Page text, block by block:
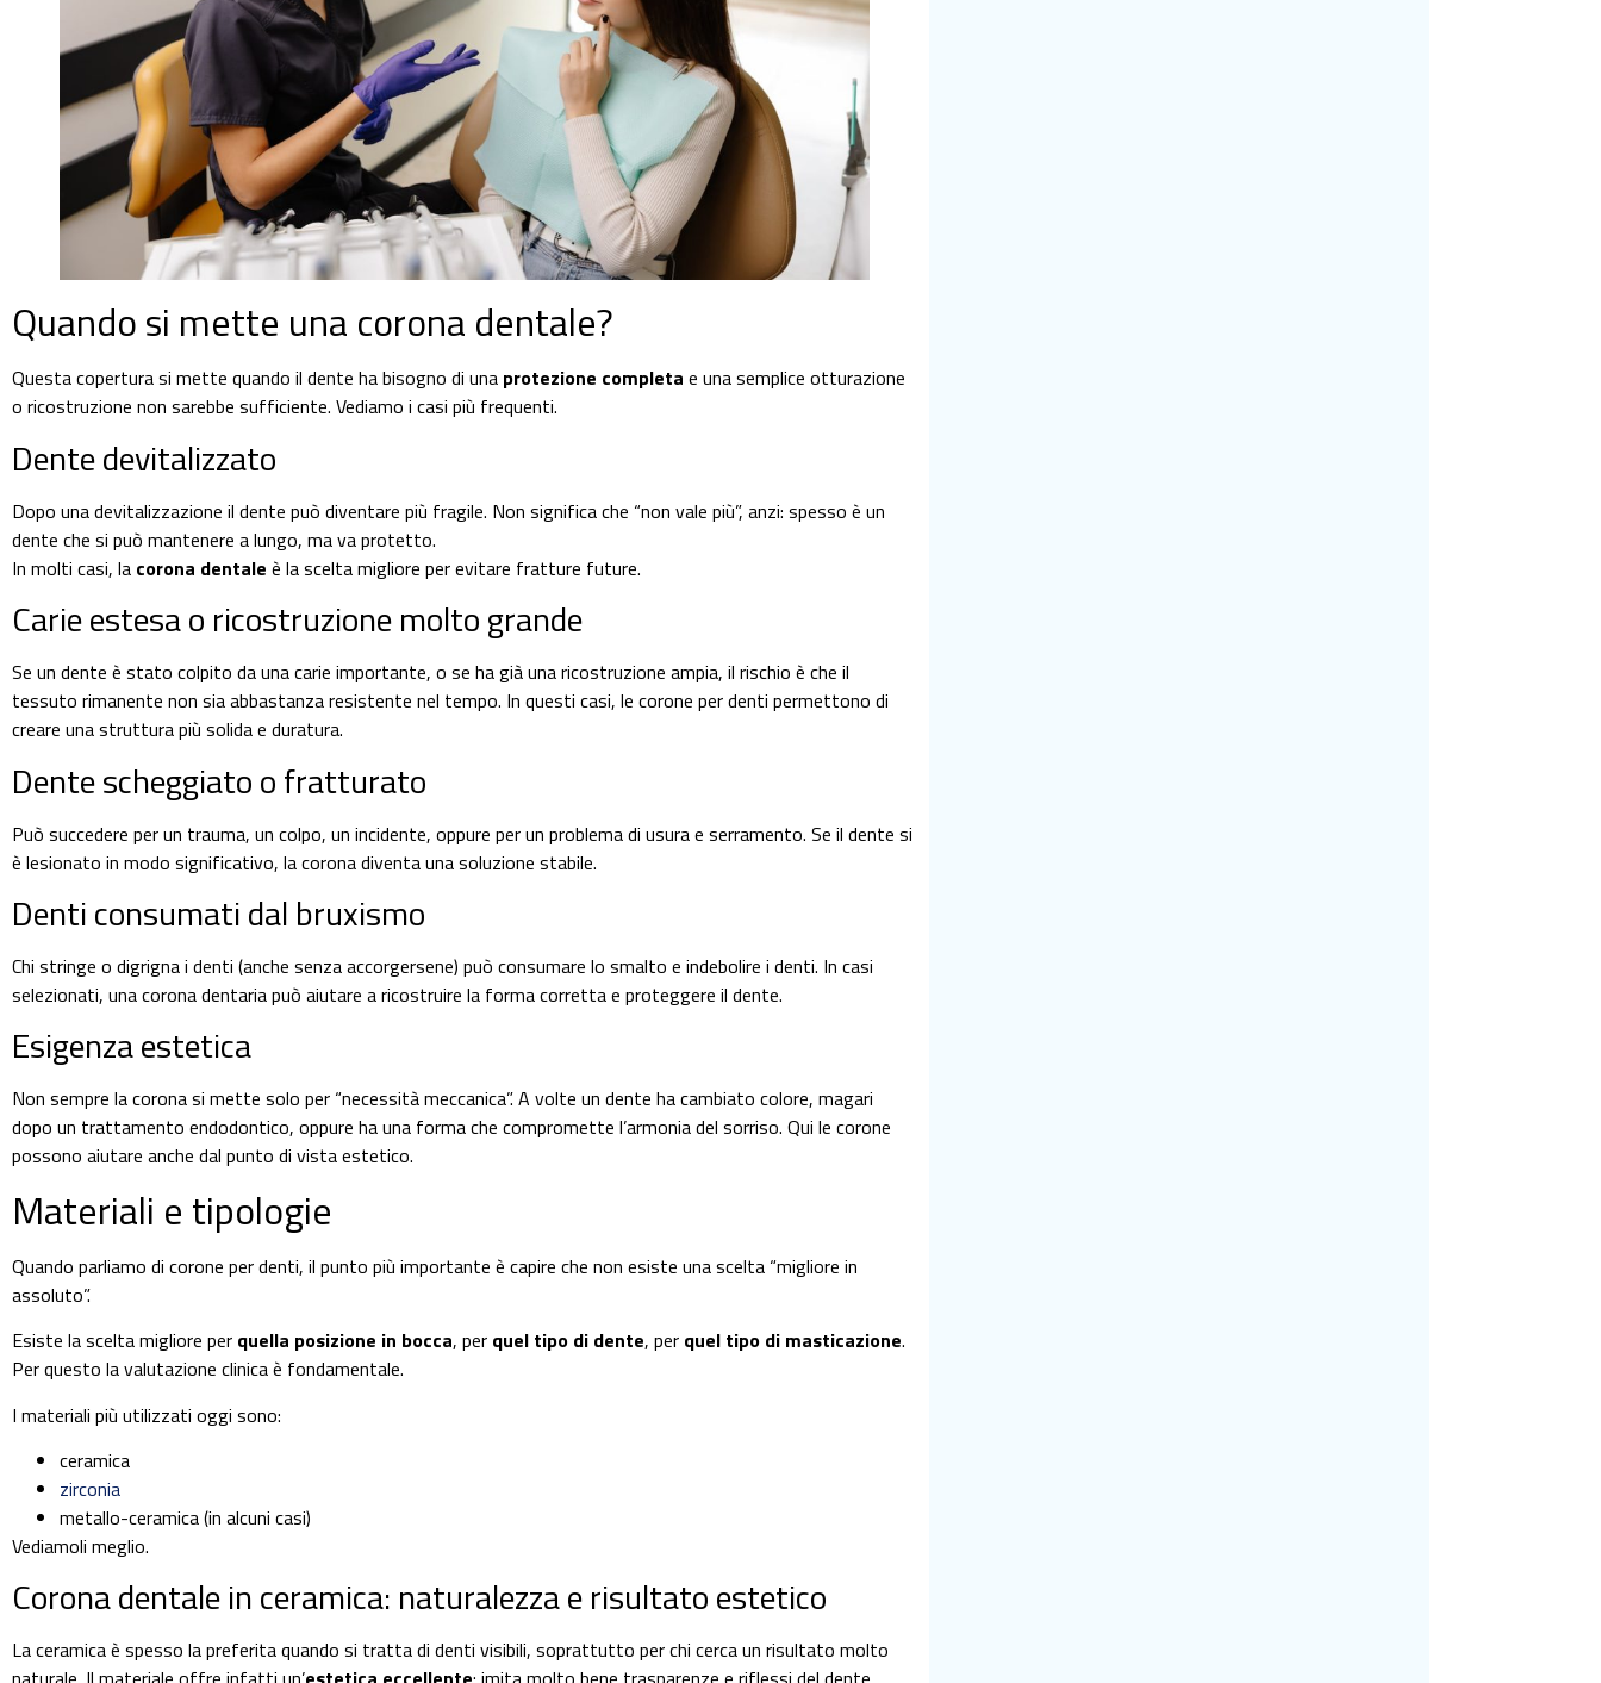
Quando si mette una corona dentale?
Questa copertura si mette quando il dente ha bisogno di una protezione completa e una semplice otturazione
o ricostruzione non sarebbe sufficiente. Vediamo i casi più frequenti.
Dente devitalizzato
Dopo una devitalizzazione il dente può diventare più fragile. Non significa che “non vale più”, anzi: spesso è un
dente che si può mantenere a lungo, ma va protetto.
In molti casi, la corona dentale è la scelta migliore per evitare fratture future.
Carie estesa o ricostruzione molto grande
Se un dente è stato colpito da una carie importante, o se ha già una ricostruzione ampia, il rischio è che il
tessuto rimanente non sia abbastanza resistente nel tempo. In questi casi, le corone per denti permettono di
creare una struttura più solida e duratura.
Dente scheggiato o fratturato
Può succedere per un trauma, un colpo, un incidente, oppure per un problema di usura e serramento. Se il dente si
è lesionato in modo significativo, la corona diventa una soluzione stabile.
Denti consumati dal bruxismo
Chi stringe o digrigna i denti (anche senza accorgersene) può consumare lo smalto e indebolire i denti. In casi
selezionati, una corona dentaria può aiutare a ricostruire la forma corretta e proteggere il dente.
Esigenza estetica
Non sempre la corona si mette solo per “necessità meccanica”. A volte un dente ha cambiato colore, magari
dopo un trattamento endodontico, oppure ha una forma che compromette l’armonia del sorriso. Qui le corone
possono aiutare anche dal punto di vista estetico.
Materiali e tipologie
Quando parliamo di corone per denti, il punto più importante è capire che non esiste una scelta “migliore in
assoluto”.
Esiste la scelta migliore per quella posizione in bocca, per quel tipo di dente, per quel tipo di masticazione.
Per questo la valutazione clinica è fondamentale.
I materiali più utilizzati oggi sono:
ceramica
zirconia
metallo-ceramica (in alcuni casi)
Vediamoli meglio.
Corona dentale in ceramica: naturalezza e risultato estetico
La ceramica è spesso la preferita quando si tratta di denti visibili, soprattutto per chi cerca un risultato molto